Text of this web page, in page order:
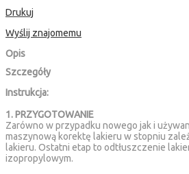
Drukuj
Wyślij znajomemu
Opis
Szczegóły
Instrukcja:
1. PRZYGOTOWANIE
Zarówno w przypadku nowego jak i
maszynową korektę lakieru w stopniu
lakieru. Ostatni etap to odtłuszczenie
izopropylowym.